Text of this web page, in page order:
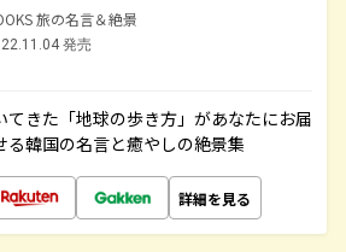
旅の名言＆絶景
発売
てきた「地球の歩き方」があなたにお届
る韓国の名言と癒やしの絶景集
詳細を見る